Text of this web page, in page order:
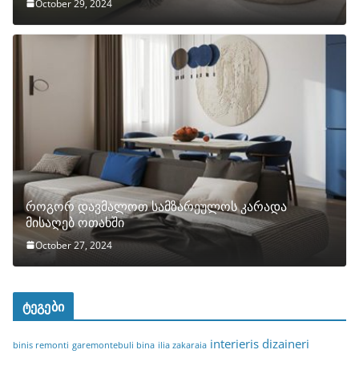
October 29, 2024
როგორ დავმალოთ სამზარეულოს კარადა
მისაღებ ოთახში
October 27, 2024
ტეგები
binis remonti garemontebuli bina ilia zakaraia interieris dizaineri